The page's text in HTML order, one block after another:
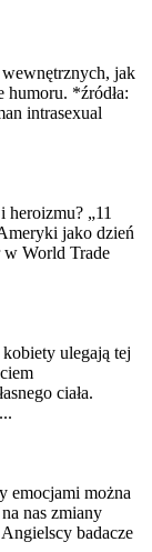
wewnętrznych, jak
humoru. *źródła:
intrasexual
„11
jako dzień
w World Trade
ulegają tej
ciała.
emocjami można
nas zmiany
badacze